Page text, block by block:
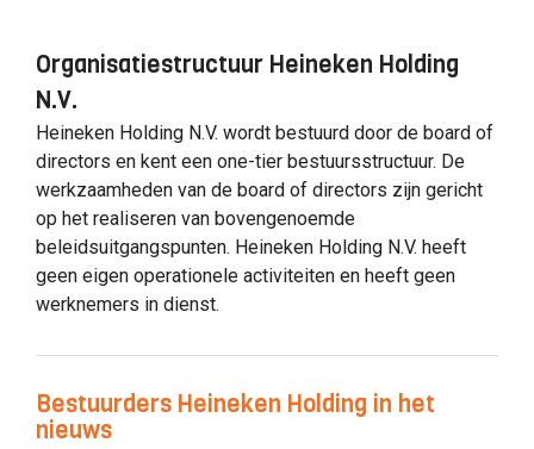
Organisatiestructuur Heineken Holding
N.V.
Heineken Holding N.V. wordt bestuurd door de board of
directors en kent een one-tier bestuursstructuur. De
werkzaamheden van de board of directors zijn gericht
op het realiseren van bovengenoemde
beleidsuitgangspunten. Heineken Holding N.V. heeft
geen eigen operationele activiteiten en heeft geen
werknemers in dienst.
Bestuurders Heineken Holding in het
nieuws